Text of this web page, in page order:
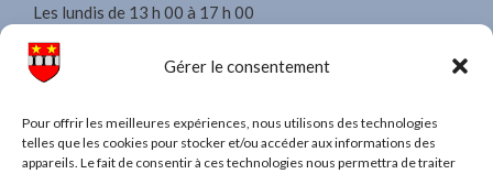
Gérer le consentement
Pour offrir les meilleures expériences, nous utilisons des technologies
telles que les cookies pour stocker et/ou accéder aux informations des
appareils. Le fait de consentir à ces technologies nous permettra de traiter
Les lundis de 13 h 00 à 17 h 00
Les mercredis de 8 h 30 à 11 h 30 et de 13 h 00 à 17 h 00.
Les vendredis de 13 h 00 à 17 h 00